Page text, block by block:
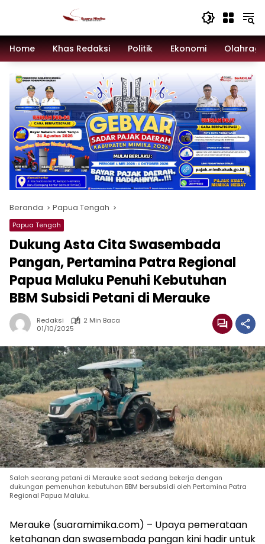
Home
Khas Redaksi Politik Ekonomi
Beranda Papua Tengah
Papua Tengah
Dukung Asta Cita Swasembada
Pangan, Pertamina Patra Regional
Papua Maluku Penuhi Kebutuhan
BBM Subsidi Petani di Merauke
Redaksi
2 Min Baca
01/10/2025
Salah seorang petani di Merauke saat sedang bekerja dengan
dukungan pemenuhan kebutuhan BBM bersubsidi oleh Pertamina Patra
Regional Papua Maluku.
Merauke (suaramimika.com) – Upaya pemerataan
ketahanan dan swasembada pangan kini hadir untuk